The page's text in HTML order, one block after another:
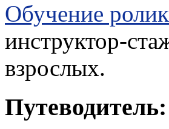
Обучение
инструктор-
взрослых.
Путеводитель: